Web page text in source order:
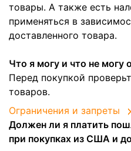
товары. А также есть
применяться в
доставленного товара.
Что я могу и что не могу
Перед покупкой
товаров.
Ограничения и запреты
Должен ли я платить
при покупках из США и